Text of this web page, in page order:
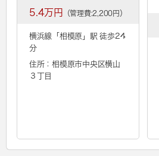
5.4万円 （管理費:2,200円）
横浜線「 相模原 」駅 徒歩24
分
住所：相模原市中央区横山
３丁目